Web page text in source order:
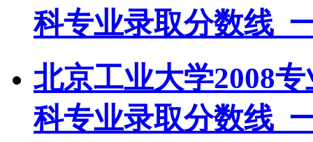
科专业录取分数线_
北京工业大学2008
科专业录取分数线_